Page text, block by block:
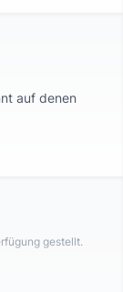
auf denen
gestellt.